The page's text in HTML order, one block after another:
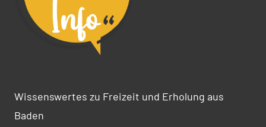
Wissenswertes zu Freizeit und Erholung aus
Baden